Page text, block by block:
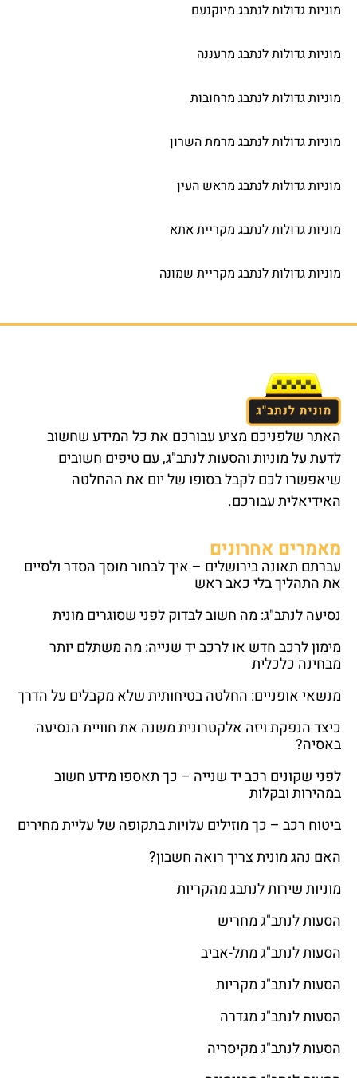
מוניות גדולות לנתבג מיוקנעם
מוניות גדולות לנתבג מרעננה
מוניות גדולות לנתבג מרחובות
מוניות גדולות לנתבג מרמת השרון
מוניות גדולות לנתבג מראש העין
מוניות גדולות לנתבג מקריית אתא
מוניות גדולות לנתבג מקריית שמונה
האתר שלפניכם מציע עבורכם את כל המידע שחשוב
לדעת על מוניות והסעות לנתב"ג, עם טיפים חשובים
שיאפשרו לכם לקבל בסופו של יום את ההחלטה
האידיאלית עבורכם.
מאמרים אחרונים
עברתם תאונה בירושלים – איך לבחור מוסך הסדר ולסיים
את התהליך בלי כאב ראש
נסיעה לנתב"ג: מה חשוב לבדוק לפני שסוגרים מונית
מימון לרכב חדש או לרכב יד שנייה: מה משתלם יותר
מבחינה כלכלית
מנשאי אופניים: החלטה בטיחותית שלא מקבלים על הדרך
כיצד הנפקת ויזה אלקטרונית משנה את חוויית הנסיעה
באסיה?
לפני שקונים רכב יד שנייה – כך תאספו מידע חשוב
במהירות ובקלות
ביטוח רכב – כך מוזילים עלויות בתקופה של עליית מחירים
האם נהג מונית צריך רואה חשבון?
מוניות שירות לנתבג מהקריות
הסעות לנתב"ג מחריש
הסעות לנתב"ג מתל-אביב
הסעות לנתב"ג מקריות
הסעות לנתב"ג מגדרה
הסעות לנתב"ג מקיסריה